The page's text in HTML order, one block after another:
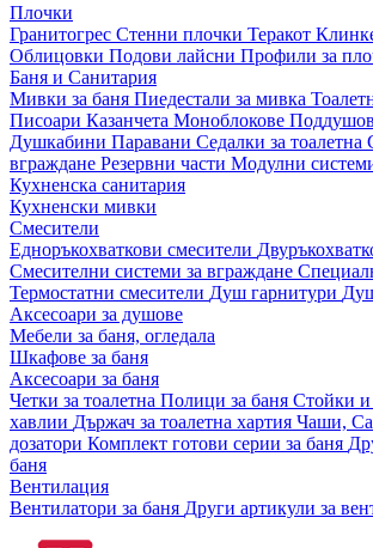
Плочки
Гранитогрес Стенни плочки Теракот
Облицовки Подови лайсни Профили за
Баня и Санитария
Мивки за баня Пиедестали за мивка
Писоари Казанчета Моноблокове
Душкабини Паравани Седалки за тоалетна
вграждане Резервни части Модулни
Кухненска санитария
Кухненски мивки
Смесители
Едноръкохваткови смесители
Смесителни системи за вграждане
Термостатни смесители Душ гарнитури
Аксесоари за душове
Мебели за баня, огледала
Шкафове за баня
Аксесоари за баня
Четки за тоалетна Полици за баня Стойки и
хавлии Държач за тоалетна хартия Чаши,
дозатори Комплект готови серии за баня
баня
Вентилация
Вентилатори за баня Други артикули за